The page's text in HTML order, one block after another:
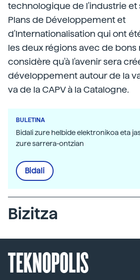
technologique de l'industrie et
Plans de Développement et
d'Internationalisation qui ont
les deux régions avec de bons
considère qu'à l'avenir sera
développement autour de la
va de la CAPV à la Catalogne.
BULETINA
Bidali zure helbide elektronikoa eta
zure sarrera-ontzian
Bidali
Bizitza
TEKNOPOLIS